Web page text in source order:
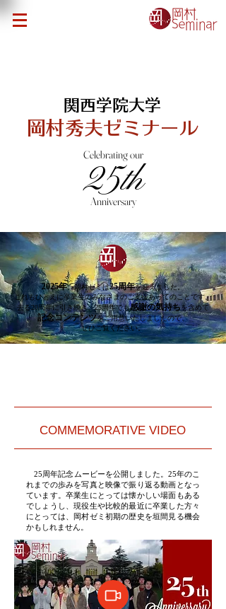
関西学院大学​
岡村秀夫ゼミナール
Celebrating our
25th
Anniversary
2025年、岡村ゼミは25周年を迎えました。
これもひとえに卒業生のみなさまのご支援あってのことです。
​去る20周年に引き続き、25周年でも感謝の気持ちを含めて
記念コンテンツをご用意いたしましたので、
ぜひご覧ください。
COMMEMORATIVE VIDEO
25周年記念ムービーを公開しました。 25年のこ
れまでの歩みを写真と映像で振り返る動画となっ
ています。卒業生にとっては懐かしい場面もある
でしょうし、現役生や比較的最近に卒業した方々
にとっては、岡村ゼミ初期の歴史を垣間見る機会
かもしれません。